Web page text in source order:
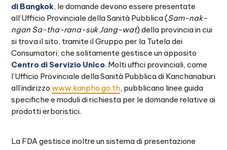
di Bangkok, le domande devono essere presentate
all’Ufficio Provinciale della Sanità Pubblica (Sam-nak-
ngan Sa-tha-rana-suk Jang-wat) della provincia in cui
si trova il sito, tramite il Gruppo per la Tutela dei
Consumatori, che solitamente gestisce un apposito
Centro di Servizio Unico. Molti uffici provinciali, come
l’Ufficio Provinciale della Sanità Pubblica di Kanchanaburi
all’indirizzowww.kanpho.go.th, pubblicano linee guida
specifiche e moduli di richiesta per le domande relative ai
prodotti erboristici.
La FDA gestisce inoltre un sistema di presentazione